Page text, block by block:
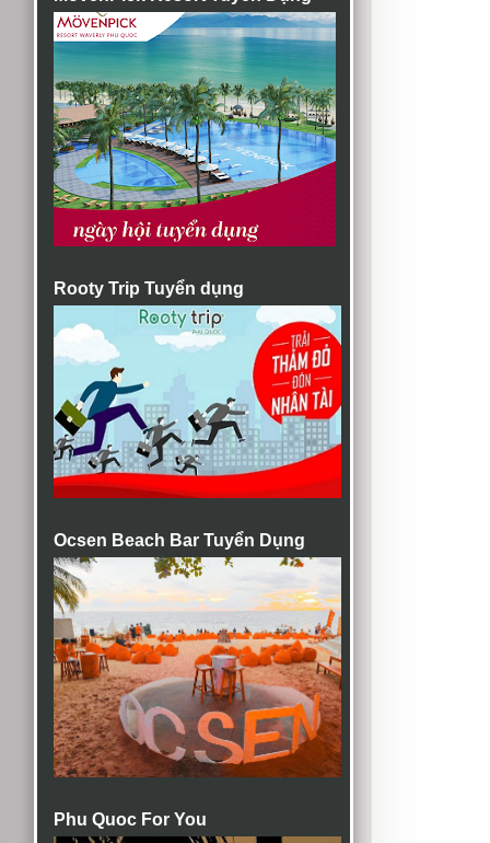
Rooty Trip Tuyển dụng
Ocsen Beach Bar Tuyển Dụng
Phu Quoc For You